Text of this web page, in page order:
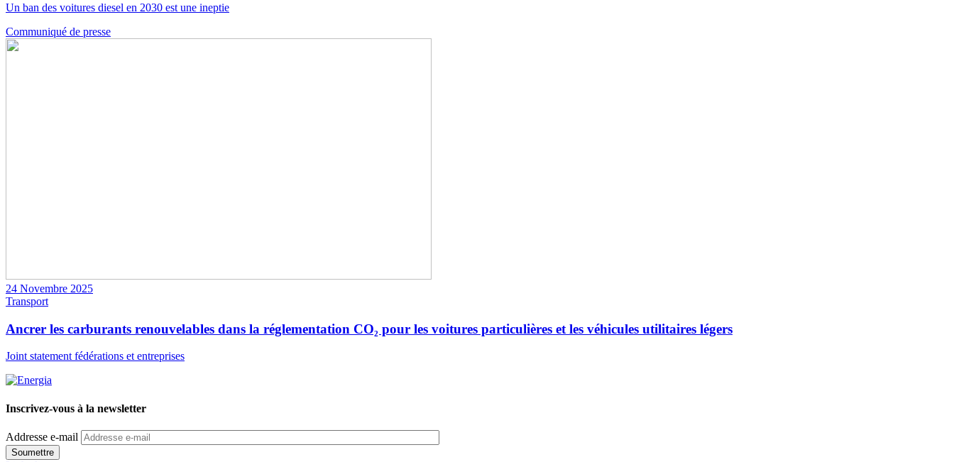
Un ban des voitures diesel en 2030 est une ineptie
Communiqué de presse
24 Novembre 2025
Transport
Ancrer les carburants renouvelables dans la réglementation CO₂ pour les voitures particulières et les véhicules utilitaires légers
Joint statement fédérations et entreprises
Inscrivez-vous à la newsletter
Addresse e-mail